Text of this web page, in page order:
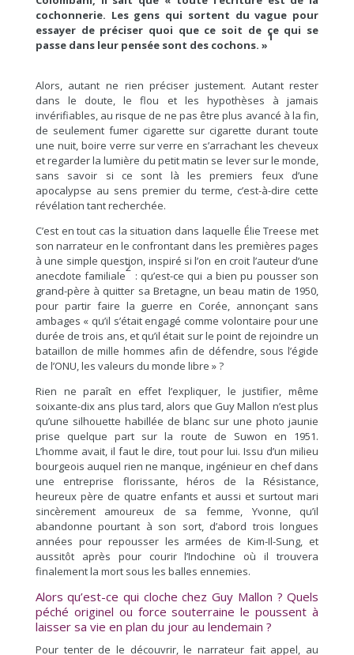
cochonnerie. Les gens qui sortent du vague pour
essayer de préciser quoi que ce soit de ce qui se
passe dans leur pensée sont des cochons. »
1
Alors, autant ne rien préciser justement. Autant rester
dans le doute, le flou et les hypothèses à jamais
invérifiables, au risque de ne pas être plus avancé à la fin,
de seulement fumer cigarette sur cigarette durant toute
une nuit, boire verre sur verre en s’arrachant les cheveux
et regarder la lumière du petit matin se lever sur le monde,
sans savoir si ce sont là les premiers feux d’une
apocalypse au sens premier du terme, c’est-à-dire cette
révélation tant recherchée.
C’est en tout cas la situation dans laquelle Élie Treese met
son narrateur en le confrontant dans les premières pages
à une simple question, inspiré si l’on en croit l’auteur d’une
anecdote familiale
2
: qu’est-ce qui a bien pu pousser son
grand-père à quitter sa Bretagne, un beau matin de 1950,
pour partir faire la guerre en Corée, annonçant sans
ambages « qu’il s’était engagé comme volontaire pour une
durée de trois ans, et qu’il était sur le point de rejoindre un
bataillon de mille hommes afin de défendre, sous l’égide
de l’ONU, les valeurs du monde libre » ?
Rien ne paraît en effet l’expliquer, le justifier, même
soixante-dix ans plus tard, alors que Guy Mallon n’est plus
qu’une silhouette habillée de blanc sur une photo jaunie
prise quelque part sur la route de Suwon en 1951.
L’homme avait, il faut le dire, tout pour lui. Issu d’un milieu
bourgeois auquel rien ne manque, ingénieur en chef dans
une entreprise florissante, héros de la Résistance,
heureux père de quatre enfants et aussi et surtout mari
sincèrement amoureux de sa femme, Yvonne, qu’il
abandonne pourtant à son sort, d’abord trois longues
années pour repousser les armées de Kim-Il-Sung, et
aussitôt après pour courir l’Indochine où il trouvera
finalement la mort sous les balles ennemies.
Alors qu’est-ce qui cloche chez Guy Mallon ? Quels
péché originel ou force souterraine le poussent à
laisser sa vie en plan du jour au lendemain ?
Pour tenter de le découvrir, le narrateur fait appel, au